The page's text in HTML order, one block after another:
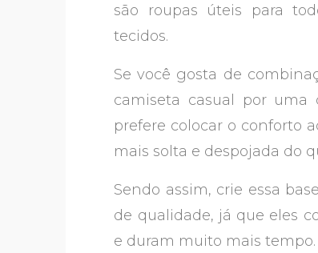
são roupas úteis para
tecidos.
Se você gosta de
camiseta casual por uma
prefere colocar o conforto
mais solta e despojada do
Sendo assim, crie essa
de qualidade, já que eles
e duram muito mais tempo.